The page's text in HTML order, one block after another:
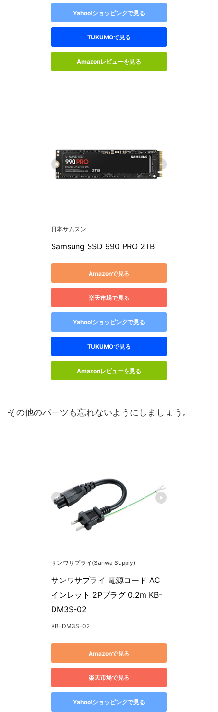
Yahoo!ショッピングで見る
TUKUMOで見る
Amazonレビューを見る
日本サムスン
Samsung SSD 990 PRO 2TB
Amazonで見る
楽天市場で見る
Yahoo!ショッピングで見る
TUKUMOで見る
Amazonレビューを見る
その他のパーツも忘れないようにしましょう。
サンワサプライ(Sanwa Supply)
サンワサプライ 電源コード AC
インレット 2Pプラグ 0.2m KB-
DM3S-02
KB-DM3S-02
Amazonで見る
楽天市場で見る
Yahoo!ショッピングで見る